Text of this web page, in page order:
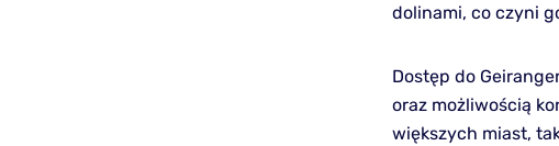
dolinami, co czyni
Dostęp do
oraz możliwością
większych miast,